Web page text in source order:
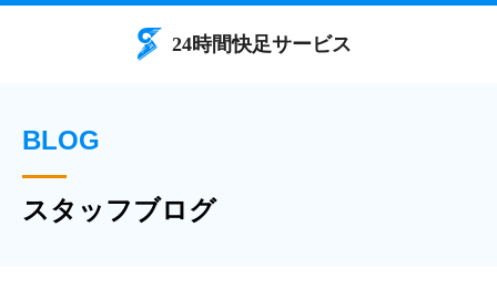
BLOG
スタッフブログ